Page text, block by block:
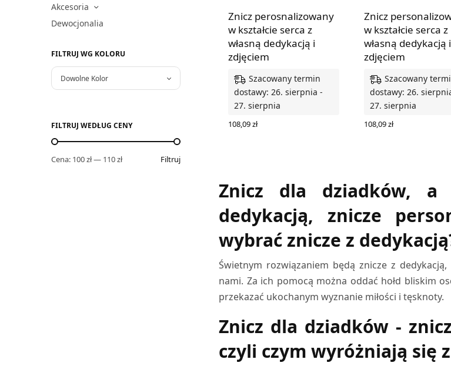
Akcesoria
Dewocjonalia
FILTRUJ WG KOLORU
Dowolne Kolor
FILTRUJ WEDŁUG CENY
Filtruj
Cena: 100 zł— 110 zł
Znicz perosnalizowany
w kształcie serca z
własną dedykacją i
zdjęciem
Szacowany termin
dostawy: 26. sierpnia -
27. sierpnia
108,09zł
Znicz
w kształcie serca z
własną dedykacją i
zdjęciem
Szacowany
dostawy: 26.
27. sierpnia
108,09zł
Znicz dla dziadków, a
dedykacją, znicze
wybrać znicze z
Świetnym rozwiązaniem będą znicze z
nami. Za ich pomocą można oddać hołd bliskim
przekazać ukochanym wyznanie miłości i tęsknoty.
Znicz dla dziadków -
czyli czym wyróżniają się